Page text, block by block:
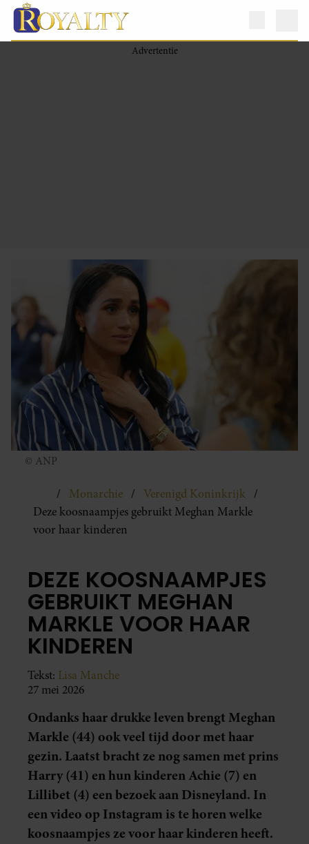
© ANP
Monarchie
Verenigd Koninkrijk
Deze koosnaampjes gebruikt Meghan Markle
voor haar kinderen
DEZE KOOSNAAMPJES
GEBRUIKT MEGHAN
MARKLE VOOR HAAR
KINDEREN
Tekst: Lisa Manche
27 mei 2026
Ondanks haar drukke leven brengt Meghan
Markle (44) ook veel tijd door met haar
gezin. Laatst bracht ze nog samen met prins
Harry (41) en hun kinderen Achie (7) en
Lillibet (4) een bezoek aan Disneyland. In
een video op Instagram is te horen welke
koosnaampjes ze voor haar kinderen heeft.